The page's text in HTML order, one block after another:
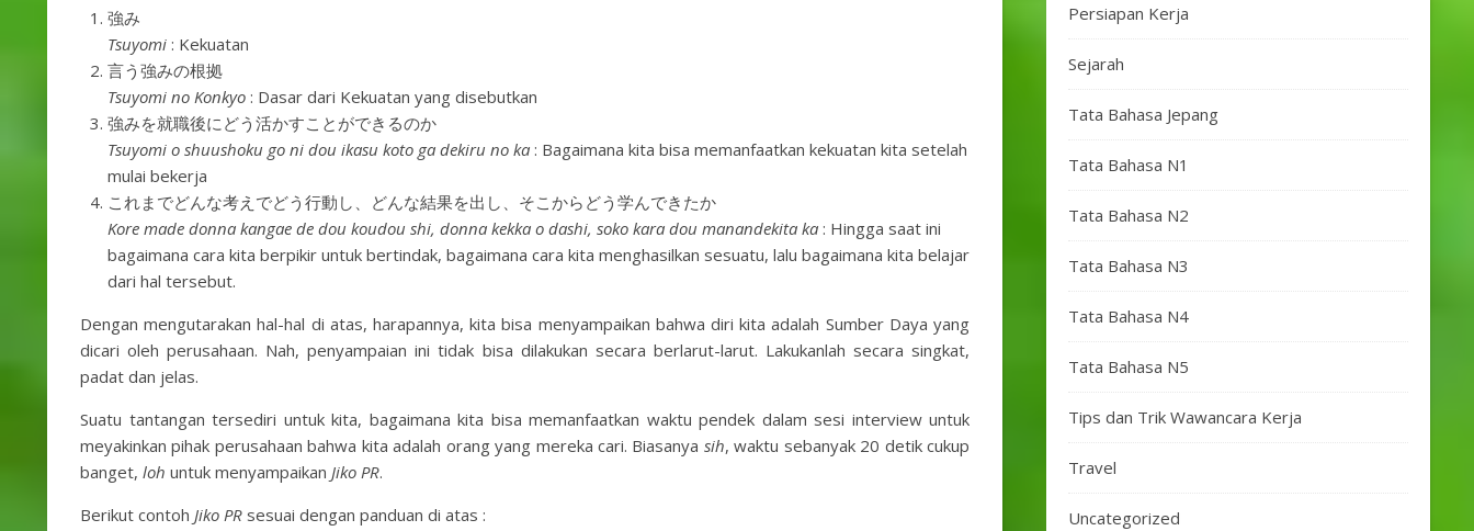
強み
Tsuyomi : Kekuatan
言う強みの根拠
Tsuyomi no Konkyo : Dasar dari Kekuatan yang disebutkan
強みを就職後にどう活かすことができるのか
Tsuyomi o shuushoku go ni dou ikasu koto ga dekiru no ka : Bagaimana kita bisa memanfaatkan kekuatan kita setelah
mulai bekerja
これまでどんな考えでどう行動し、どんな結果を出し、そこからどう学んできたか
Kore made donna kangae de dou koudou shi, donna kekka o dashi, soko kara dou manandekita ka : Hingga saat ini
bagaimana cara kita berpikir untuk bertindak, bagaimana cara kita menghasilkan sesuatu, lalu bagaimana kita belajar
dari hal tersebut.
Dengan mengutarakan hal-hal di atas, harapannya, kita bisa menyampaikan bahwa diri kita adalah Sumber Daya yang
dicari oleh perusahaan. Nah, penyampaian ini tidak bisa dilakukan secara berlarut-larut. Lakukanlah secara singkat,
padat dan jelas.
Suatu tantangan tersediri untuk kita, bagaimana kita bisa memanfaatkan waktu pendek dalam sesi interview untuk
meyakinkan pihak perusahaan bahwa kita adalah orang yang mereka cari. Biasanya sih, waktu sebanyak 20 detik cukup
banget, loh untuk menyampaikan Jiko PR.
Berikut contoh Jiko PR sesuai dengan panduan di atas :
Persiapan Kerja
Sejarah
Tata Bahasa Jepang
Tata Bahasa N1
Tata Bahasa N2
Tata Bahasa N3
Tata Bahasa N4
Tata Bahasa N5
Tips dan Trik Wawancara Kerja
Travel
Uncategorized